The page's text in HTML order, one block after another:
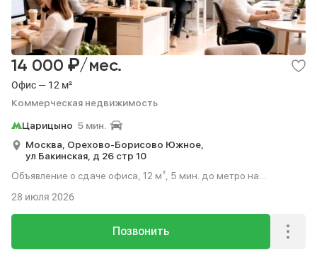
Офис — 12 м²
Коммерческая недвижимость
14 000 ₽/мес.
Царицыно 5 мин.
Москва, Орехово-Борисово Южное,
ул Бакинская, д 26 стр 10
Объявление о сдаче офиса, 12 м², 5 мин. до метро на
Позвонить
28 июля 2026